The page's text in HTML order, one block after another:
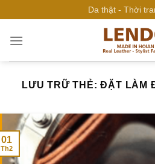
qua
nội
Da thật - Thời
LƯU TRỮ THẺ:ĐẶT LÀM
01
Th2